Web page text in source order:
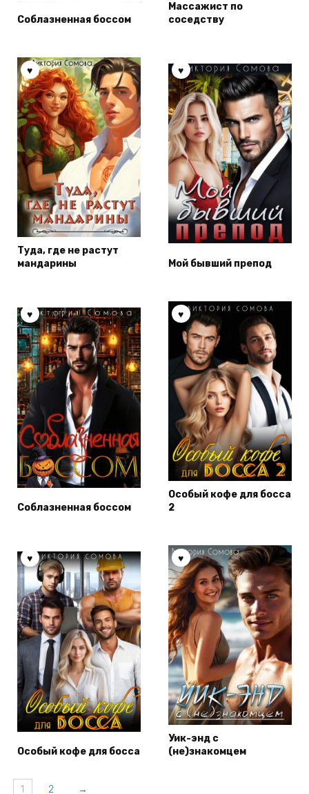
Соблазненная боссом
Массажист по
соседству
Туда, где не растут
мандарины
Мой бывший препод
Соблазненная боссом
Особый кофе для босса
2
Особый кофе для босса
Уик-энд с
(не)знакомцем
1 2 →